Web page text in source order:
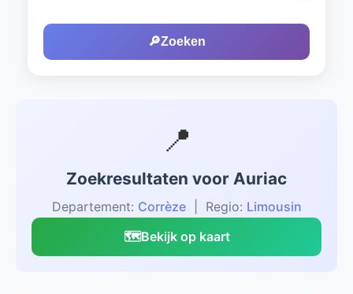
🔎Zoeken
📍
Zoekresultaten voor Auriac
Departement: Corrèze| Regio: Limousin
🗺️Bekijk op kaart